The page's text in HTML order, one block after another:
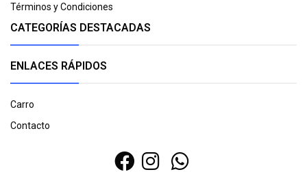
Términos y Condiciones
CATEGORÍAS DESTACADAS
ENLACES RÁPIDOS
Carro
Contacto